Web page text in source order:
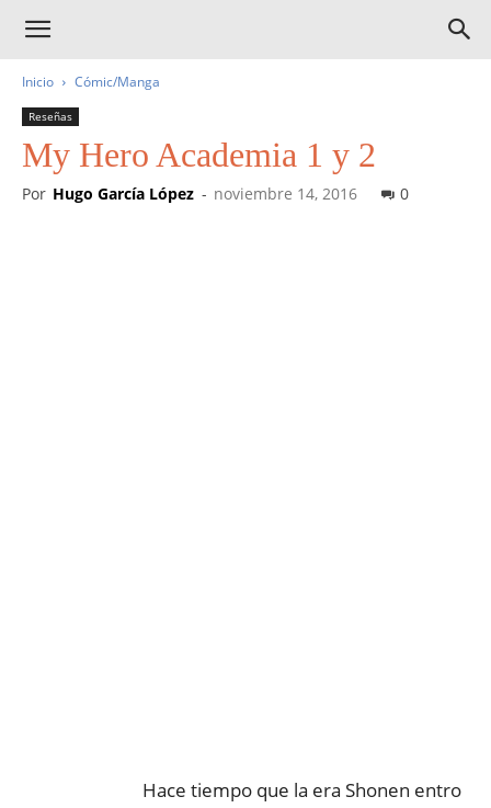
Inicio Cómic/Manga
Reseñas
My Hero Academia 1 y 2
Por Hugo García López - noviembre 14, 2016 0
Hace tiempo que la era Shonen entro